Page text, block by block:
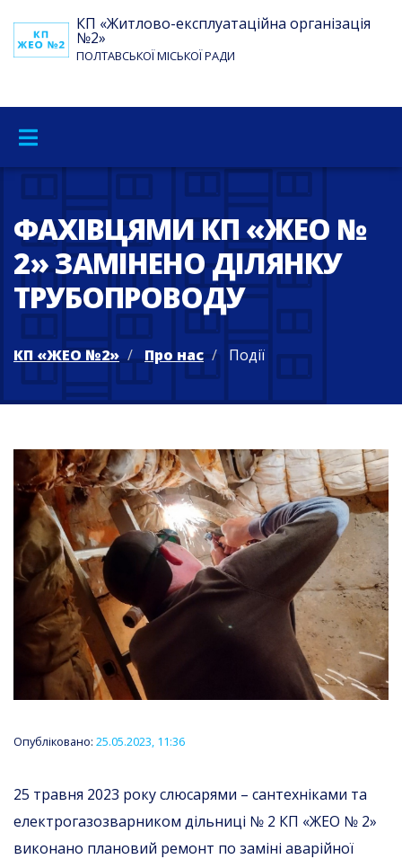
КП «Житлово-експлуатаційна організація
№2»
ПОЛТАВСЬКОЇ МІСЬКОЇ РАДИ
ФАХІВЦЯМИ КП «ЖЕО №
2» ЗАМІНЕНО ДІЛЯНКУ
ТРУБОПРОВОДУ
КП «ЖЕО №2» Про нас Події
Опубліковано: 25.05.2023, 11:36
25 травня 2023 року слюсарями – сантехніками та
електрогазозварником дільниці № 2 КП «ЖЕО № 2»
виконано плановий ремонт по заміні аварійної